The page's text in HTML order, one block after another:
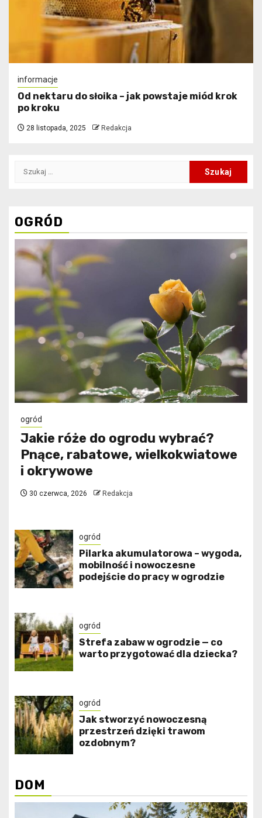
informacje
Od nektaru do słoika – jak powstaje miód krok
po kroku
28 listopada, 2025 Redakcja
Szukaj:
OGRÓD
ogród
Jakie róże do ogrodu wybrać?
Pnące, rabatowe, wielkokwiatowe
i okrywowe
30 czerwca, 2026 Redakcja
ogród
Pilarka akumulatorowa – wygoda,
mobilność i nowoczesne
podejście do pracy w ogrodzie
ogród
Strefa zabaw w ogrodzie — co
warto przygotować dla dziecka?
ogród
Jak stworzyć nowoczesną
przestrzeń dzięki trawom
ozdobnym?
DOM